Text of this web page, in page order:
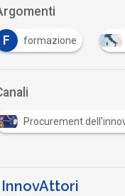
F formazione
Procurement
InnovAttori